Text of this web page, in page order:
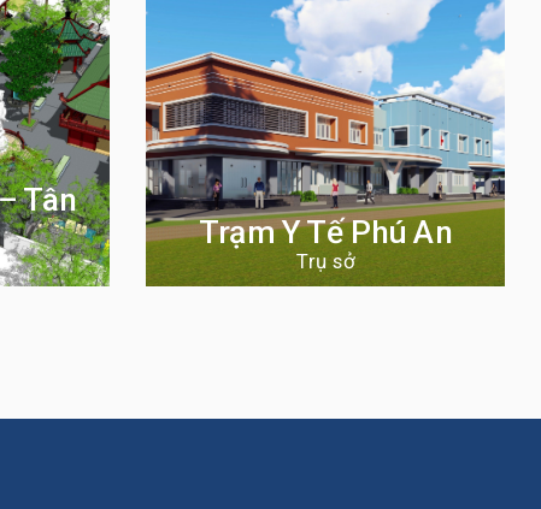
Tân
Trạm Y Tế Phú An
Trụ sở